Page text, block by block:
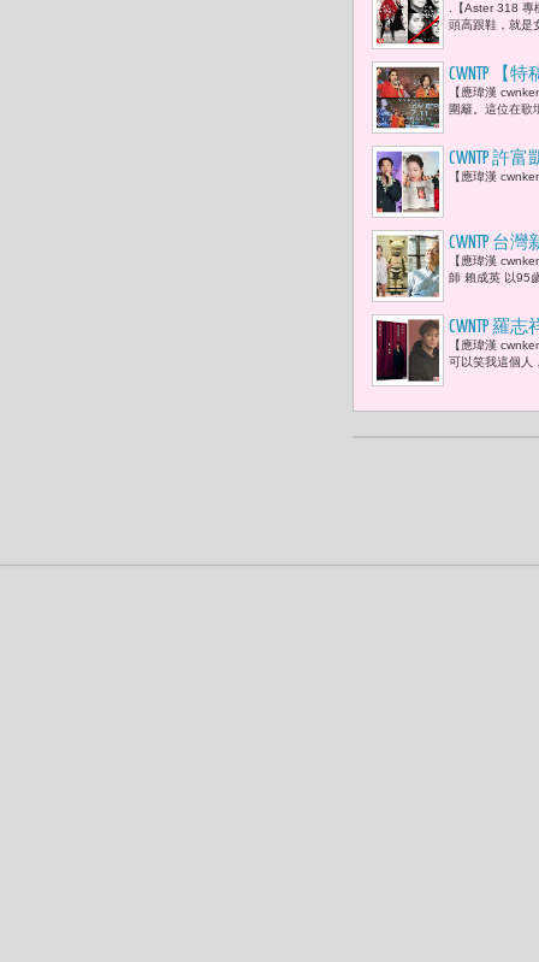
娜·溫圖（
.【Aster 318
頭高跟鞋，就是
CWNTP 【
藝大姊大
【應瑋漢
圍籬。這位在歌
CWNTP 許
金曲歌王
【應瑋漢
CWNTP 台
兒媳于長
【應瑋漢
師 賴成英 以95
CWNTP 羅
迷蜂擁而
【應瑋漢
可以笑我這個人